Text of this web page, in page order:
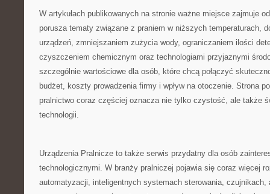
W artykułach publikowanych na stronie ważne miejsce zajmuje
porusza tematy związane z praniem w niższych temperaturach,
urządzeń, zmniejszaniem zużycia wody, ograniczaniem ilości
czyszczeniem chemicznym oraz technologiami przyjaznymi
szczególnie wartościowe dla osób, które chcą połączyć
budżet, koszty prowadzenia firmy i wpływ na otoczenie. Strona
pralnictwo coraz częściej oznacza nie tylko czystość, ale także
technologii.
Urządzenia Pralnicze to także serwis przydatny dla osób
technologicznymi. W branży pralniczej pojawia się coraz więcej
automatyzacji, inteligentnych systemach sterowania, czujnikach,